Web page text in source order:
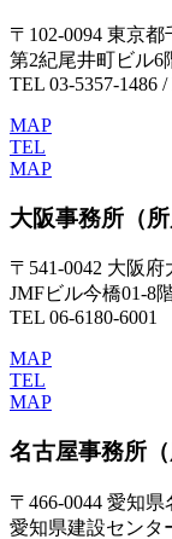
〒102-0094 東京
第2紀尾井町ビル6
TEL 03-5357-1486
MAP
TEL
MAP
大阪事務所 （
〒541-0042 大阪
JMFビル今橋01-8
TEL 06-6180-6001
MAP
TEL
MAP
名古屋事務所
〒466-0044 愛知
愛知県建設センタ